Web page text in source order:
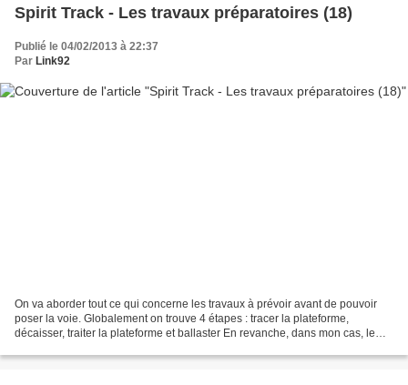
Spirit Track - Les travaux préparatoires (18)
Publié le 04/02/2013 à 22:37
Par Link92
On va aborder tout ce qui concerne les travaux à prévoir avant de pouvoir
poser la voie. Globalement on trouve 4 étapes : tracer la plateforme,
décaisser, traiter la plateforme et ballaster En revanche, dans mon cas, le